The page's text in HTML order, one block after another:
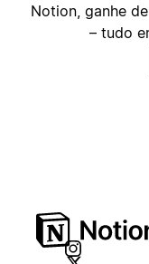
Notion, ganhe
– tudo